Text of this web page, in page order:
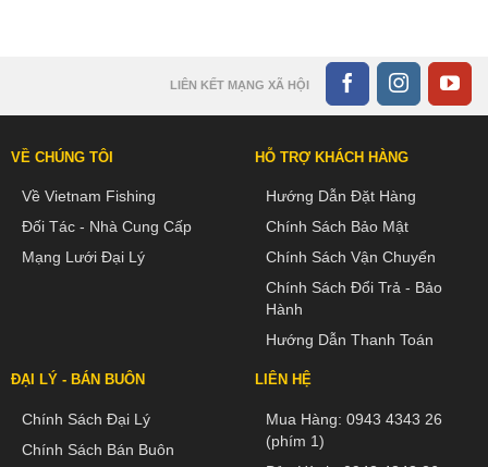
LIÊN KẾT MẠNG XÃ HỘI
VỀ CHÚNG TÔI
Về Vietnam Fishing
Đối Tác - Nhà Cung Cấp
Mạng Lưới Đại Lý
HỖ TRỢ KHÁCH HÀNG
Hướng Dẫn Đặt Hàng
Chính Sách Bảo Mật
Chính Sách Vận Chuyển
Chính Sách Đổi Trả - Bảo
Hành
Hướng Dẫn Thanh Toán
ĐẠI LÝ - BÁN BUÔN
Chính Sách Đại Lý
Chính Sách Bán Buôn
LIÊN HỆ
Mua Hàng: 0943 4343 26
(phím 1)